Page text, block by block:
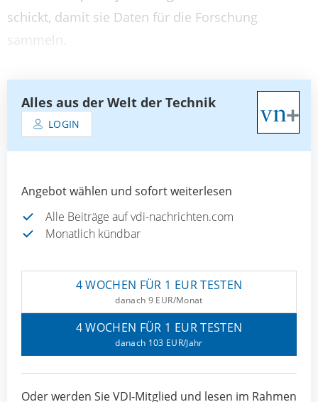
schickt, damit sie Daten für die Forschung
sammeln.
Alles aus der Welt der Technik
LOGIN
Angebot wählen und sofort weiterlesen
Alle Beiträge auf vdi-nachrichten.com
Monatlich kündbar
4 WOCHEN FÜR 1 EUR TESTEN
danach 9 EUR/Monat
4 WOCHEN FÜR 1 EUR TESTEN
danach 103 EUR/Jahr
Oder werden Sie VDI-Mitglied und lesen im Rahmen